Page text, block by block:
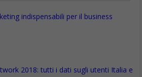
indispensabili per il business
2018: tutti i dati sugli utenti Italia e